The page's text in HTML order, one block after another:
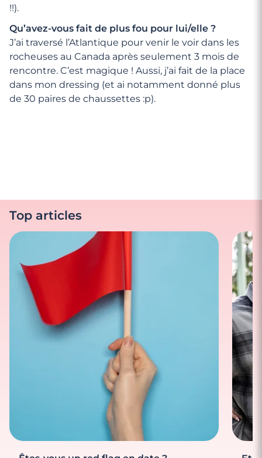
!!).
Qu’avez-vous fait de plus fou pour lui/elle ?
J’ai traversé l’Atlantique pour venir le voir dans les
rocheuses au Canada après seulement 3 mois de
rencontre. C’est magique ! Aussi, j’ai fait de la place
dans mon dressing (et ai notamment donné plus
de 30 paires de chaussettes :p).
Top articles